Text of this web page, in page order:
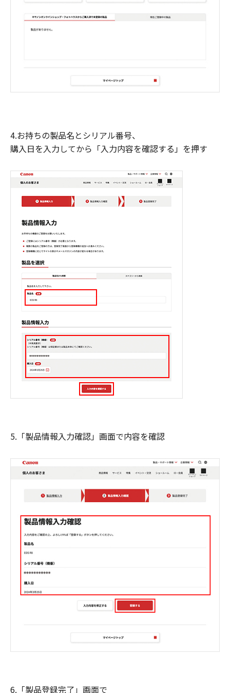
4.お持ちの製品名とシリアル番号、
購入日を入力してから「入力内容を確認する」を押す
5.「製品情報入力確認」画面で内容を確認
6.「製品登録完了」画面で